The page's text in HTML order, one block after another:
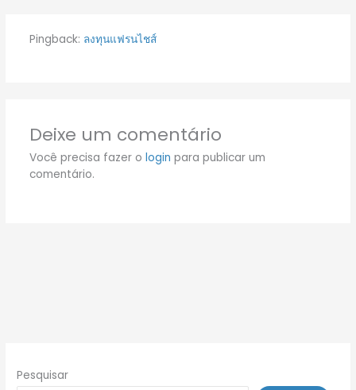
Pingback: ลงทุนแฟรนไชส์
Deixe um comentário
Você precisa fazer o login para publicar um
comentário.
Pesquisar